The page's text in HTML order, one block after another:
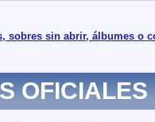
sobres sin abrir, álbumes o